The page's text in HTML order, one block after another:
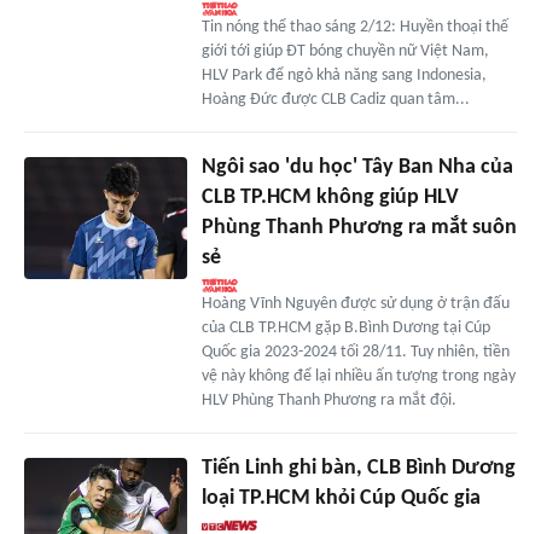
Tin nóng thể thao sáng 2/12: Huyền thoại thế
giới tới giúp ĐT bóng chuyền nữ Việt Nam,
HLV Park để ngỏ khả năng sang Indonesia,
Hoàng Đức được CLB Cadiz quan tâm...
Ngôi sao 'du học' Tây Ban Nha của
CLB TP.HCM không giúp HLV
Phùng Thanh Phương ra mắt suôn
sẻ
Hoàng Vĩnh Nguyên được sử dụng ở trận đấu
của CLB TP.HCM gặp B.Bình Dương tại Cúp
Quốc gia 2023-2024 tối 28/11. Tuy nhiên, tiền
vệ này không để lại nhiều ấn tượng trong ngày
HLV Phùng Thanh Phương ra mắt đội.
Tiến Linh ghi bàn, CLB Bình Dương
loại TP.HCM khỏi Cúp Quốc gia